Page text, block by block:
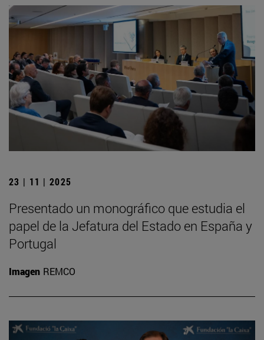
23 | 11 | 2025
Presentado un monográfico que estudia el
papel de la Jefatura del Estado en España y
Portugal
Imagen REMCO